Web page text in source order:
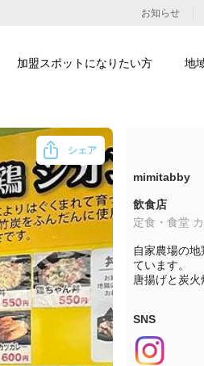
シェア
mimitabby
飲食店
定食・食堂
自家農場の
ています。
唐揚げと炭火
SNS
お知らせ
加盟スポットになりたい方 地